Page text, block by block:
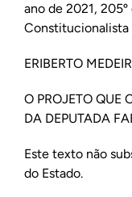
ano de 2021,
Constitucionalista
ERIBERTO
O PROJETO QUE
DA DEPUTADA
Este texto não
do Estado.